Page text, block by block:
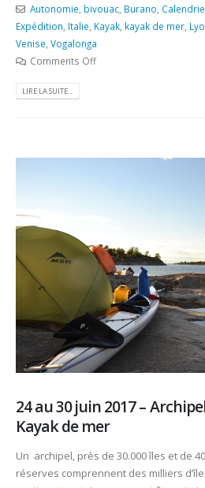
Autonomie, bivouac, Burano,
Expédition, Italie, Kayak, kayak de mer,
Venise, Vogalonga
Comments Off
LIRE LA SUITE...
24 au 30 juin 2017 –
Kayak de mer
Un archipel, près de 30.000 îles et de
réserves comprennent des milliers